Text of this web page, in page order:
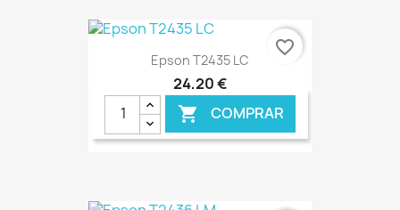
€ ONLINE
Epson T2435 LC
24,20 €
 COMPRAR
favorite_border